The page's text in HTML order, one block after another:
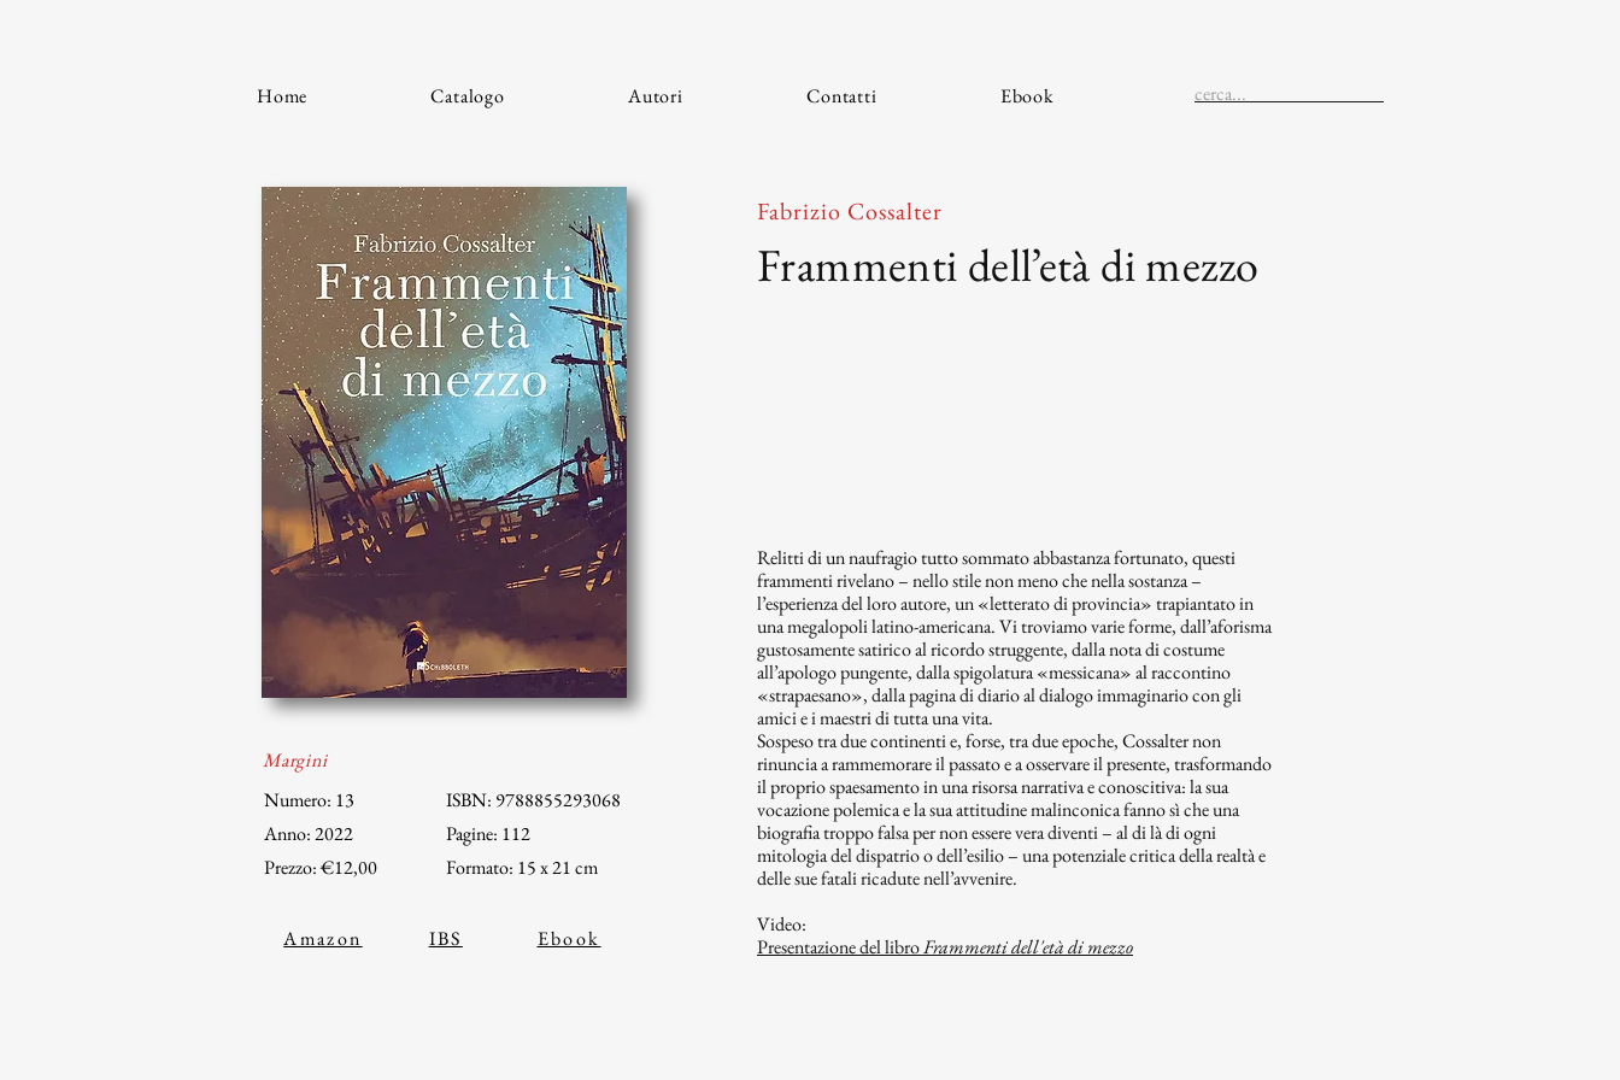
Home Catalogo Autori Contatti Ebook
Margini
Numero: 13
Anno: 2022
Prezzo: €12,00
ISBN: 9788855293068
Pagine: 112
Formato: 15 x 21 cm
Amazon IBS Ebook
Frammenti dell’età di mezzo
Fabrizio Cossalter
Relitti di un naufragio tutto sommato abbastanza fortunato, questi
frammenti rivelano – nello stile non meno che nella sostanza –
l’esperienza del loro autore, un «letterato di provincia» trapiantato in
una megalopoli latino-americana. Vi troviamo varie forme, dall’aforisma
gustosamente satirico al ricordo struggente, dalla nota di costume
all’apologo pungente, dalla spigolatura «messicana» al raccontino
«strapaesano», dalla pagina di diario al dialogo immaginario con gli
amici e i maestri di tutta una vita.
Sospeso tra due continenti e, forse, tra due epoche, Cossalter non
rinuncia a rammemorare il passato e a osservare il presente, trasformando
il proprio spaesamento in una risorsa narrativa e conoscitiva: la sua
vocazione polemica e la sua attitudine malinconica fanno sì che una
biografia troppo falsa per non essere vera diventi – al di là di ogni
mitologia del dispatrio o dell’esilio – una potenziale critica della realtà e
delle sue fatali ricadute nell’avvenire.
Video:
Presentazione del libroFrammenti dell'età di mezzo